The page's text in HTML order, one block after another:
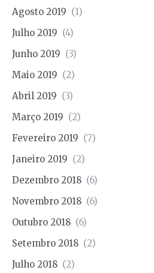
Agosto 2019 (1)
Julho 2019 (4)
Junho 2019 (3)
Maio 2019 (2)
Abril 2019 (3)
Março 2019 (2)
Fevereiro 2019 (7)
Janeiro 2019 (2)
Dezembro 2018 (6)
Novembro 2018 (6)
Outubro 2018 (6)
Setembro 2018 (2)
Julho 2018 (2)